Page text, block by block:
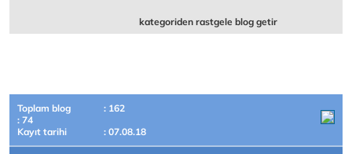
kategoriden rastgele blog getir
Toplam blog
: 162
: 74
Kayıt tarihi
: 07.08.18